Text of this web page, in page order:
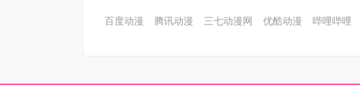
百度动漫 腾讯动漫 三七动漫网 优酷动漫 哔哩哔哩